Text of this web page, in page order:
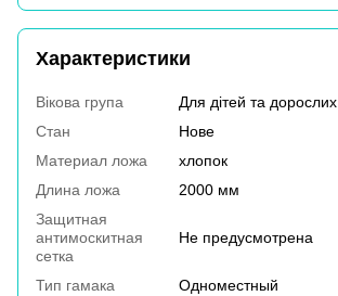
Характеристики
Вікова група
Для дітей та дорослих
Стан
Нове
Материал ложа
хлопок
Длина ложа
2000 мм
Защитная
антимоскитная
сетка
Не предусмотрена
Тип гамака
Одноместный